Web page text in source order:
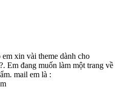
xin vài theme dành cho
Em đang muốn làm một trang về
mail em là :